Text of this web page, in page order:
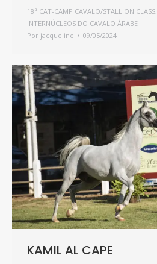
18ª CAT-CAMP CAVALO/STALLION CLASS,
INTERNÚCLEOS DO CAVALO ÁRABE
Por jacqueline 09/05/2024
KAMIL AL CAPE